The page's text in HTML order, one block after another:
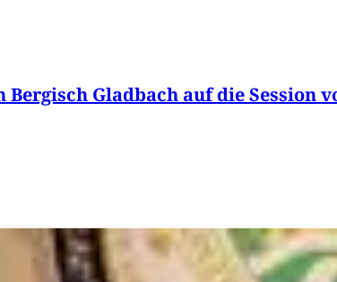
Gladbach auf die Session